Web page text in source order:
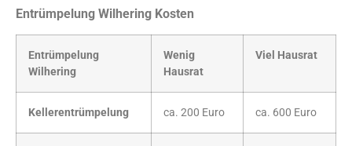
Entrümpelung Wilhering Kosten
Entrümpelung
Wilhering
Wenig
Hausrat
Viel Hausrat
Kellerentrümpelung ca. 200 Euro ca. 600 Euro